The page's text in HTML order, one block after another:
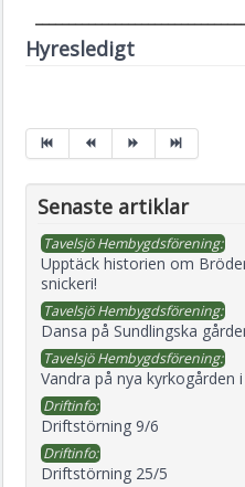
Hyresledigt
Senaste artiklar
Tavelsjö Hembygdsförening:
Upptäck historien om
snickeri!
Tavelsjö Hembygdsförening:
Dansa på Sundlingska
Tavelsjö Hembygdsförening:
Vandra på nya kyrkogården
Driftinfo:
Driftstörning 9/6
Driftinfo:
Driftstörning 25/5